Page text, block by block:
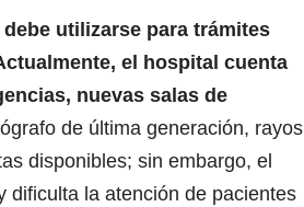
utilizarse para trámites
el hospital cuenta
nuevas salas de
de última generación, rayos
disponibles; sin embargo, el
dificulta la atención de pacientes